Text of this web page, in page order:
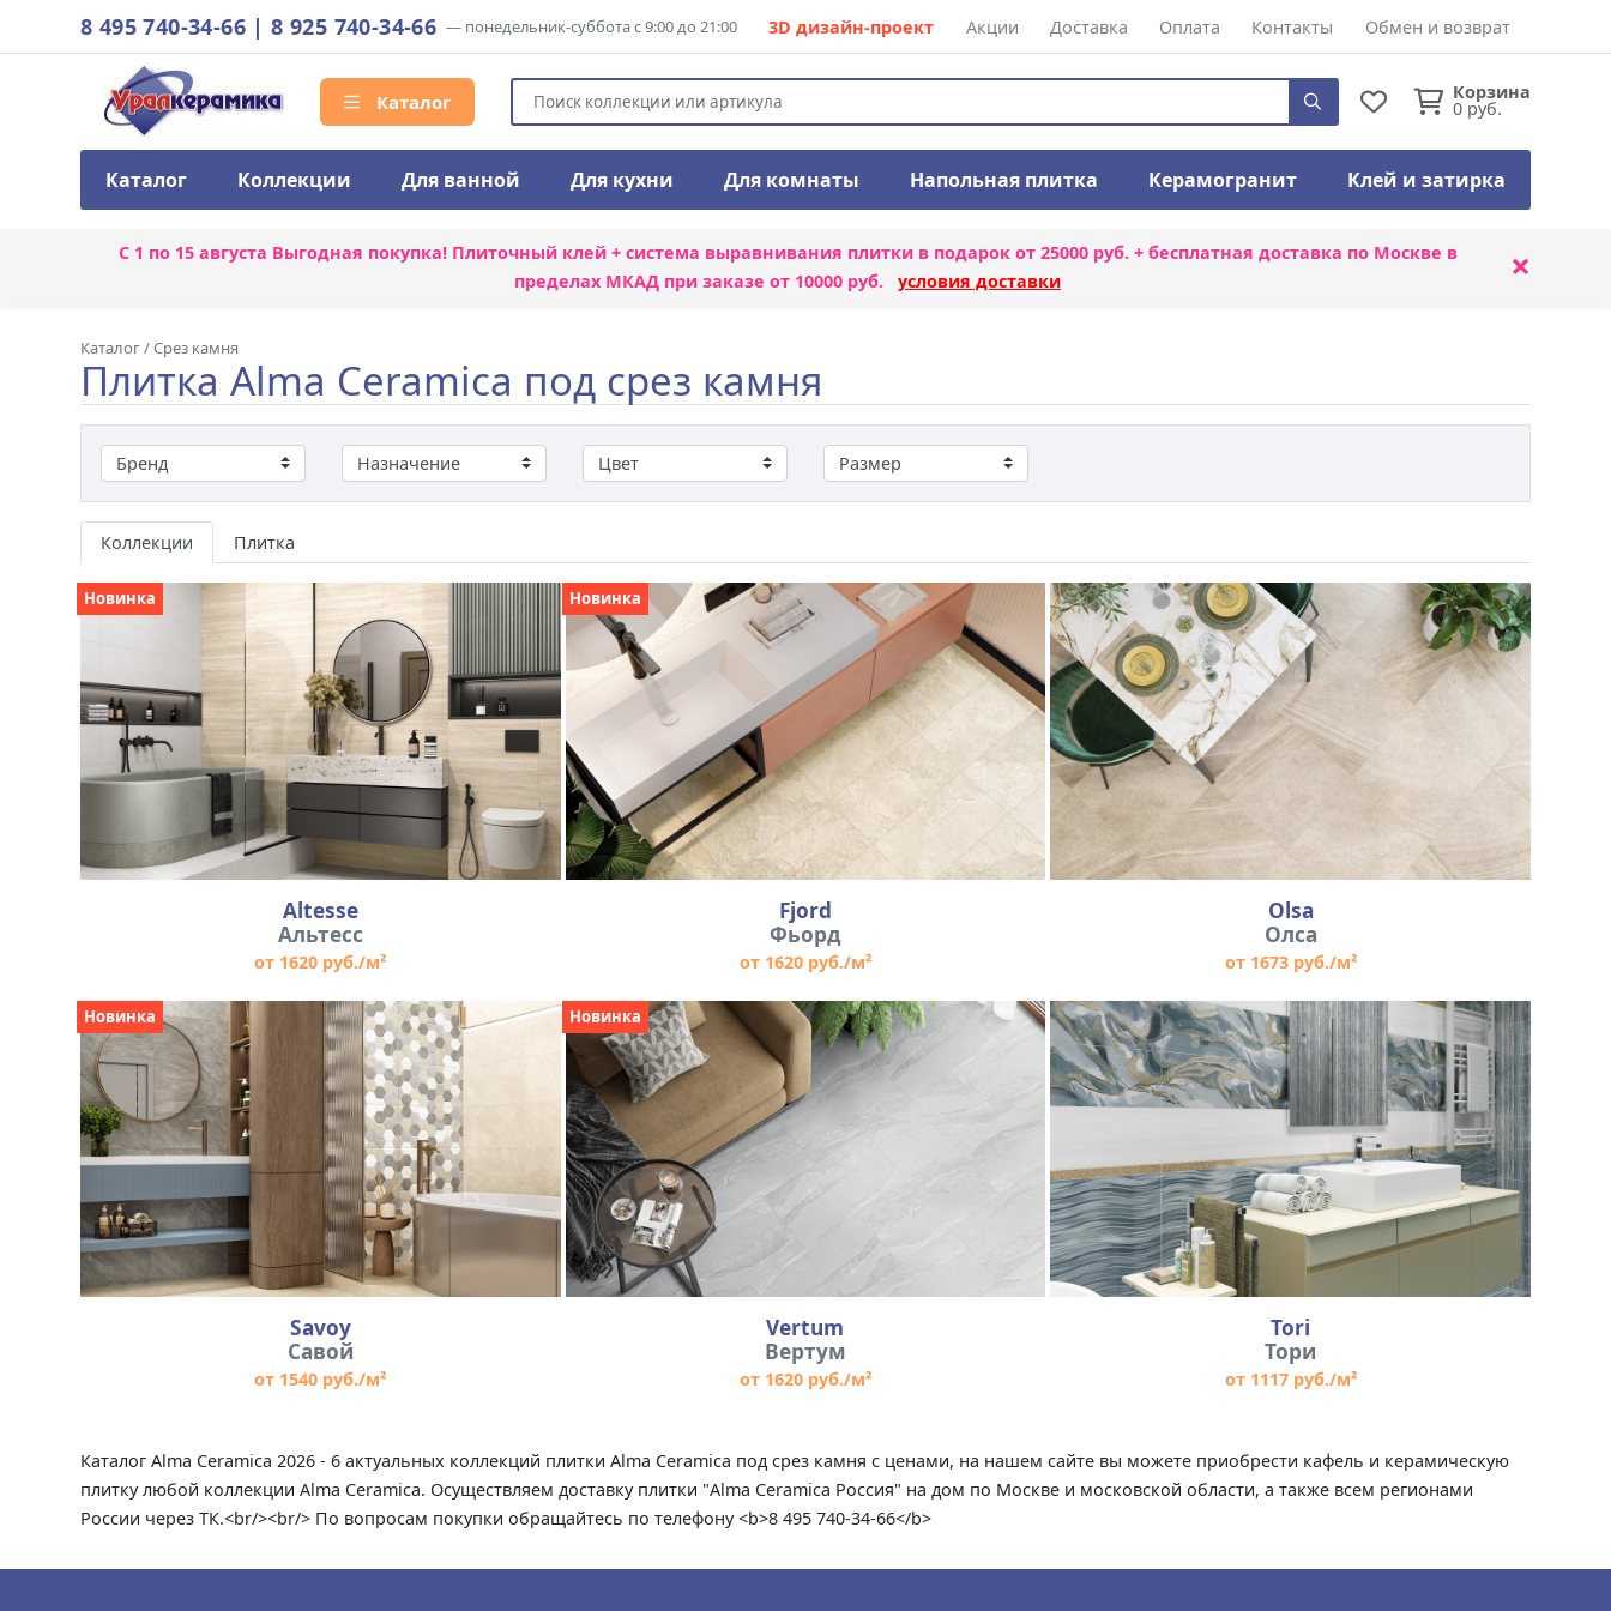
8 495 740-34-66 |8 925 740-34-66 — понедельник-суббота с 9:00 до 21:00 3D дизайн-проект Акции Доставка Оплата Контакты Обмен и возврат
Каталог Корзина
0 руб.
Каталог Коллекции Для ванной Для кухни Для комнаты Напольная плитка Керамогранит Клей и затирка
С 1 по 15 августа Выгодная покупка! Плиточный клей + система выравнивания плиткив подарок от 25000 руб. + бесплатная доставка по Москве в
пределах МКАД при заказе от 10000 руб. условия доставки ×
Каталог/Срез камня
Плитка Alma Ceramica под срез камня
Коллекции Плитка
Altesse
Альтесс
от 1620 руб./м²
Новинка
Fjord
Фьорд
от 1620 руб./м²
Новинка
Olsa
Олса
от 1673 руб./м²
Savoy
Савой
от 1540 руб./м²
Новинка
Vertum
Вертум
от 1620 руб./м²
Новинка
Tori
Тори
от 1117 руб./м²
Каталог Alma Ceramica 2026 - 6 актуальных коллекций плитки Alma Ceramica под срез камня с ценами, на нашем сайте вы можете приобрести кафель и керамическую
плитку любой коллекции Alma Ceramica. Осуществляем доставку плитки "Alma Ceramica Россия" на дом по Москве и московской области, а также всем регионами
России через ТК.<br/><br/> По вопросам покупки обращайтесь по телефону <b>8 495 740-34-66</b>